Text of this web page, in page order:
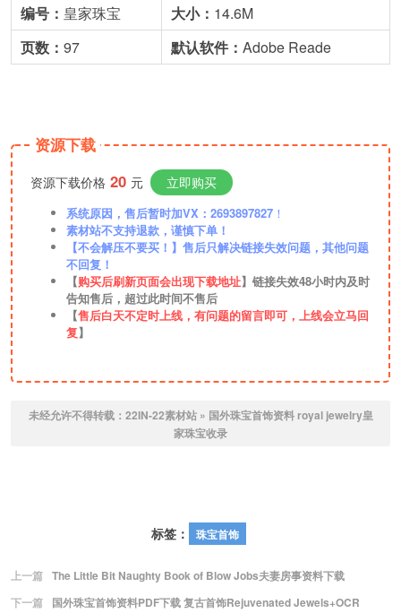
编号： 皇家珠宝 大小： 14.6M
页数： 97 默认软件： Adobe Reade
资源下载
资源下载价格 20 元 立即购买
系统原因，售后暂时加VX：2693897827 ！
素材站不支持退款，谨慎下单！
【不会解压不要买！】售后只解决链接失效问题，其他问题
不回复！
【购买后刷新页面会出现下载地址】链接失效48小时内及时
告知售后，超过此时间不售后
【售后白天不定时上线，有问题的留言即可，上线会立马回
复】
未经允许不得转载： 22IN-22素材站» 国外珠宝首饰资料 royal jewelry皇
家珠宝收录
标签： 珠宝首饰
上一篇 The Little Bit Naughty Book of Blow Jobs夫妻房事资料下载
下一篇
国外珠宝首饰资料PDF下载 复古首饰Rejuvenated Jewels+OCR